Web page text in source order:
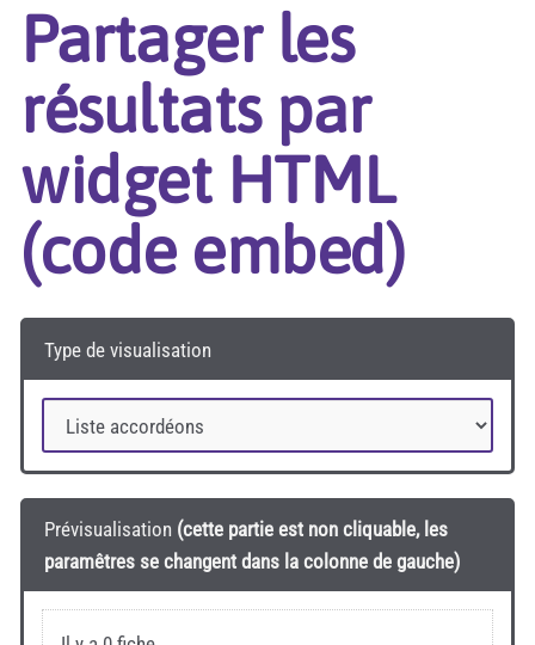
Partager les
résultats par
widget HTML
(code embed)
Type de visualisation
Prévisualisation (cette partie est non cliquable, les
paramêtres se changent dans la colonne de gauche)